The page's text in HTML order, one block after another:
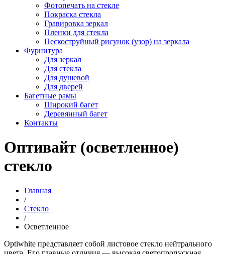
Фотопечать на стекле
Покраска стекла
Гравировка зеркал
Пленки для стекла
Пескоструйный рисунок (узор) на зеркала
Фурнитура
Для зеркал
Для стекла
Для душевой
Для дверей
Багетные рамы
Широкий багет
Деревянный багет
Контакты
Оптивайт (осветленное)
стекло
Главная
/
Стекло
/
Осветленное
Optiwhite представляет собой листовое стекло нейтрального